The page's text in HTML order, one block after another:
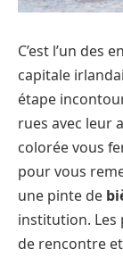
C’est l’un des
capitale
étape
rues avec leur
colorée vous
pour vous
une pinte de
institution. Les
de rencontre